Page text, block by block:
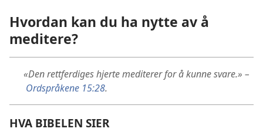
Hvordan kan du ha nytte av å
meditere?
«Den rettferdiges hjerte mediterer for å kunne svare.» –
Ordspråkene 15:28.
HVA BIBELEN SIER